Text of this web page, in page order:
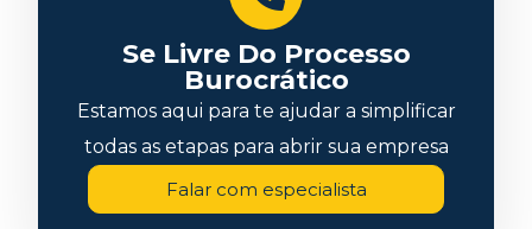
Se Livre Do Processo
Burocrático
Estamos aqui para te ajudar a simplificar
todas as etapas para abrir sua empresa
Falar com especialista